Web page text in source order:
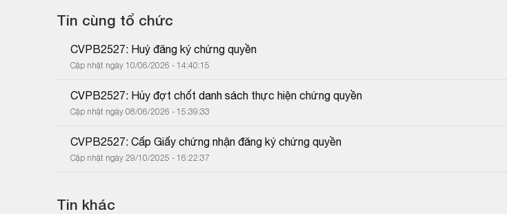
Tin cùng tổ chức
CVPB2527: Huỷ đăng ký chứng quyền
Cập nhật ngày 10/06/2026 - 14:40:15
CVPB2527: Hủy đợt chốt danh sách thực hiện chứng quyền
Cập nhật ngày 08/06/2026 - 15:39:33
CVPB2527: Cấp Giấy chứng nhận đăng ký chứng quyền
Cập nhật ngày 29/10/2025 - 16:22:37
Tin khác